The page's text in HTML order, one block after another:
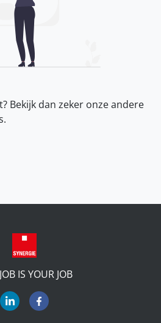
Bekijk dan zeker onzeandere
IS YOUR JOB